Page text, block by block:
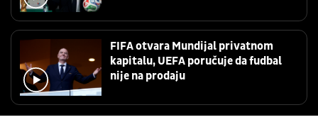
FIFA otvara Mundijal privatnom
kapitalu, UEFA poručuje da fudbal
nije na prodaju